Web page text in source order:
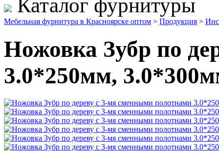
Каталог фурнитуры
Мебельная фурнитура в Красноярске оптом > Продукция >
Ножовка Зубр по
3.0*250мм,